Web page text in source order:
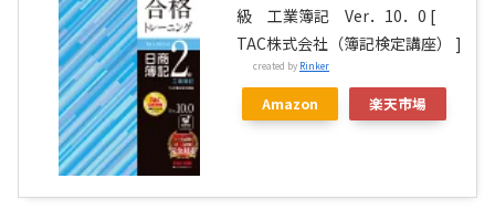
級 工業簿記 Ver．10．0 [
TAC株式会社（簿記検定講座） ]
created by Rinker
Amazon 楽天市場